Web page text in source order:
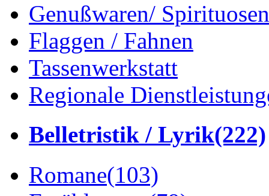
Genußwaren/ Spirituosen
Flaggen / Fahnen
Tassenwerkstatt
Regionale
Belletristik / Lyrik(222)
Romane(103)